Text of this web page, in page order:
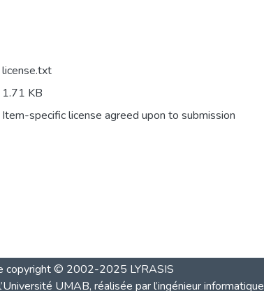
license.txt
1.71 KB
Item-specific license agreed upon to submission
copyright © 2002-2025 LYRASIS
UMAB, réalisée par l’ingénieur informatique